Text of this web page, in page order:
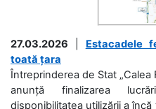
27.03.2026
Estacadele
toată țara
Întreprinderea de Stat „Calea
anunță finalizarea
disponibilitatea utilizării a